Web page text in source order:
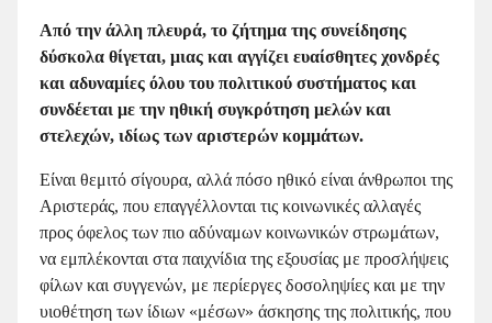
Από την άλλη πλευρά, το ζήτημα της συνείδησης
δύσκολα θίγεται, μιας και αγγίζει ευαίσθητες χονδρές
και αδυναμίες όλου του πολιτικού συστήματος και
συνδέεται με την ηθική συγκρότηση μελών και
στελεχών, ιδίως των αριστερών κομμάτων.
Είναι θεμιτό σίγουρα, αλλά πόσο ηθικό είναι άνθρωποι της
Αριστεράς, που επαγγέλλονται τις κοινωνικές αλλαγές
προς όφελος των πιο αδύναμων κοινωνικών στρωμάτων,
να εμπλέκονται στα παιχνίδια της εξουσίας με προσλήψεις
φίλων και συγγενών, με περίεργες δοσοληψίες και με την
υιοθέτηση των ίδιων «μέσων» άσκησης της πολιτικής, που